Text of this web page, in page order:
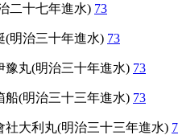
二十七年進水) 73
(明治三十年進水) 73
豫丸(明治三十年進水) 73
船(明治三十三年進水) 73
社大利丸(明治三十三年進水)